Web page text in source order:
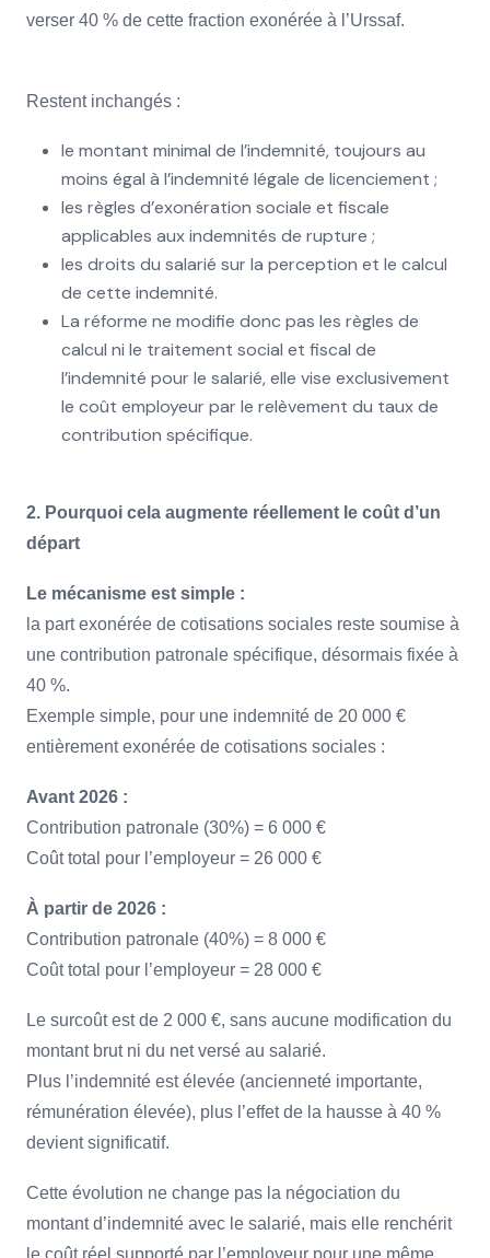
verser 40 % de cette fraction exonérée à l’Urssaf.
Restent inchangés :
le montant minimal de l’indemnité, toujours au
moins égal à l’indemnité légale de licenciement ;
les règles d’exonération sociale et fiscale
applicables aux indemnités de rupture ;
les droits du salarié sur la perception et le calcul
de cette indemnité.
La réforme ne modifie donc pas les règles de
calcul ni le traitement social et fiscal de
l’indemnité pour le salarié, elle vise exclusivement
le coût employeur par le relèvement du taux de
contribution spécifique.
2. Pourquoi cela augmente réellement le coût d’un
départ
Le mécanisme est simple :
la part exonérée de cotisations sociales reste soumise à
une contribution patronale spécifique, désormais fixée à
40 %.
Exemple simple, pour une indemnité de 20 000 €
entièrement exonérée de cotisations sociales :
Avant 2026 :
Contribution patronale (30%) = 6 000 €
Coût total pour l’employeur = 26 000 €
À partir de 2026 :
Contribution patronale (40%) = 8 000 €
Coût total pour l’employeur = 28 000 €
Le surcoût est de 2 000 €, sans aucune modification du
montant brut ni du net versé au salarié.
Plus l’indemnité est élevée (ancienneté importante,
rémunération élevée), plus l’effet de la hausse à 40 %
devient significatif.
Cette évolution ne change pas la négociation du
montant d’indemnité avec le salarié, mais elle renchérit
le coût réel supporté par l’employeur pour une même